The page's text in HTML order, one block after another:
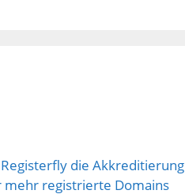
die Akkreditierung
registrierte Domains